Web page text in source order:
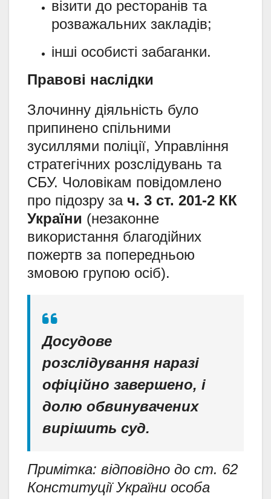
візити до ресторанів та
розважальних закладів;
інші особисті забаганки.
Правові наслідки
Злочинну діяльність було
припинено спільними
зусиллями поліції, Управління
стратегічних розслідувань та
СБУ. Чоловікам повідомлено
про підозру за ч. 3 ст. 201-2 КК
України (незаконне
використання благодійних
пожертв за попередньою
змовою групою осіб).
Досудове
розслідування наразі
офіційно завершено, і
долю обвинувачених
вирішить суд.
Примітка: відповідно до ст. 62
Конституції України особа